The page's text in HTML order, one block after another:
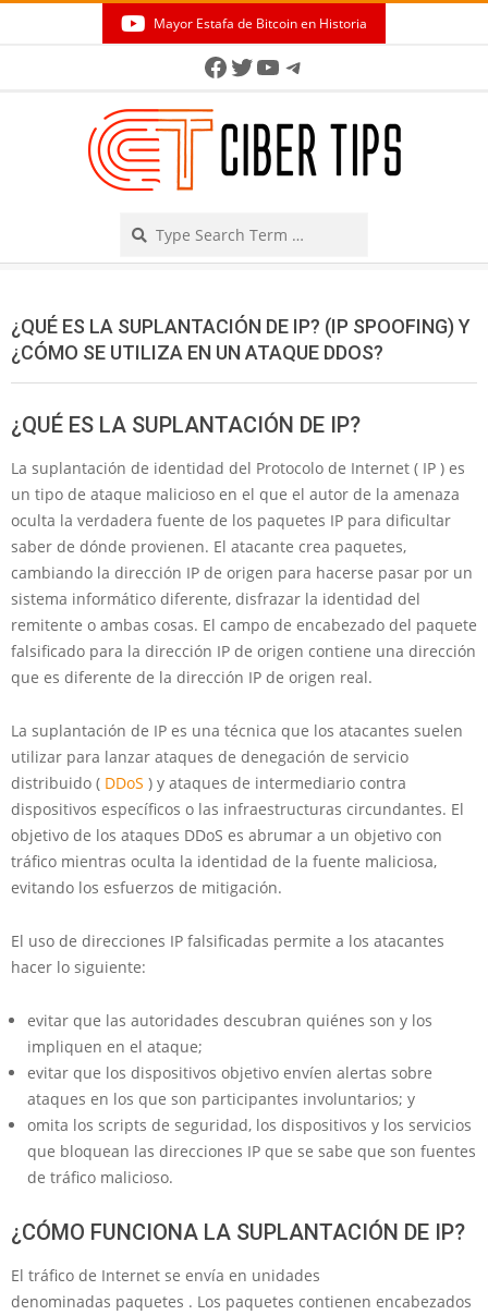
Mayor Estafa de Bitcoin en Historia
Facebook
Twitter
YouTube
Telegram
¿QUÉ ES LA SUPLANTACIÓN DE IP? (IP SPOOFING) Y
¿CÓMO SE UTILIZA EN UN ATAQUE DDOS?
¿QUÉ ES LA SUPLANTACIÓN DE IP?
La suplantación de identidad del Protocolo de Internet ( IP ) es
un tipo de ataque malicioso en el que el autor de la amenaza
oculta la verdadera fuente de los paquetes IP para dificultar
saber de dónde provienen. El atacante crea paquetes,
cambiando la dirección IP de origen para hacerse pasar por un
sistema informático diferente, disfrazar la identidad del
remitente o ambas cosas. El campo de encabezado del paquete
falsificado para la dirección IP de origen contiene una dirección
que es diferente de la dirección IP de origen real.
La suplantación de IP es una técnica que los atacantes suelen
utilizar para lanzar ataques de denegación de servicio
distribuido ( DDoS ) y ataques de intermediario contra
dispositivos específicos o las infraestructuras circundantes. El
objetivo de los ataques DDoS es abrumar a un objetivo con
tráfico mientras oculta la identidad de la fuente maliciosa,
evitando los esfuerzos de mitigación.
El uso de direcciones IP falsificadas permite a los atacantes
hacer lo siguiente:
evitar que las autoridades descubran quiénes son y los
impliquen en el ataque;
evitar que los dispositivos objetivo envíen alertas sobre
ataques en los que son participantes involuntarios; y
omita los scripts de seguridad, los dispositivos y los servicios
que bloquean las direcciones IP que se sabe que son fuentes
de tráfico malicioso.
¿CÓMO FUNCIONA LA SUPLANTACIÓN DE IP?
El tráfico de Internet se envía en unidades
denominadas paquetes . Los paquetes contienen encabezados